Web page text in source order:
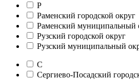
Р
Раменский городской округ
Раменский муниципальный
Рузский городской округ
Рузский муниципальный
С
Сергиево-Посадский